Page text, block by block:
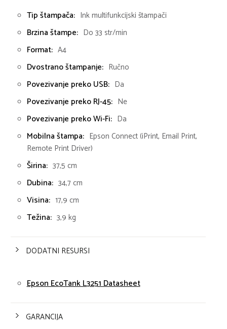
Tip štampača: Ink multifunkcijski štampači
Brzina štampe: Do 33 str/min
Format: A4
Dvostrano štampanje: Ručno
Povezivanje preko USB: Da
Povezivanje preko RJ-45: Ne
Povezivanje preko Wi-Fi: Da
Mobilna štampa: Epson Connect (iPrint, Email Print,
Remote Print Driver)
Širina: 37,5 cm
Dubina: 34,7 cm
Visina: 17,9 cm
Težina: 3,9 kg
DODATNI RESURSI
Epson EcoTank L3251 Datasheet
GARANCIJA